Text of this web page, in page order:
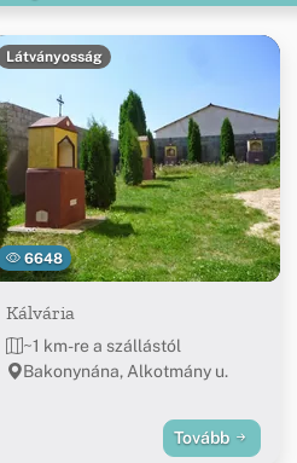
6648
Látványosság
Kálvária
~1 km-re a szállástól
Bakonynána, Alkotmány u.
Tovább